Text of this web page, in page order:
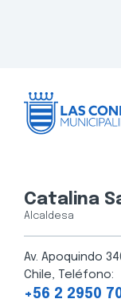
Catalina
Alcaldesa
Av. Apoquindo
Chile, Teléfono:
+56 2 2950